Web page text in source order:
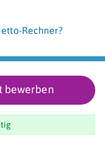
Rechner?
bewerben